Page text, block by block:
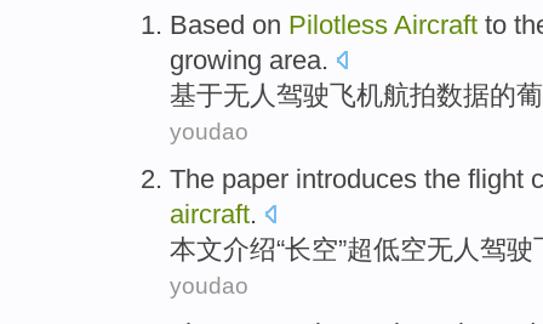
Based on Pilotless Aircraft to
growing area.
基于无人驾驶飞机航拍数据的
youdao
The paper introduces the flight
aircraft.
本文介绍“长空”超低空无人驾驶
youdao